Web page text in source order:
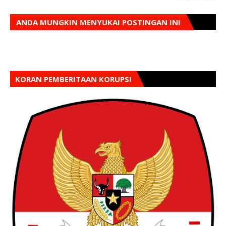
ANDA MUNGKIN MENYUKAI POSTINGAN INI
KORAN PEMBERITAAN KORUPSI